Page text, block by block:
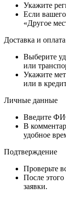
Укажите
Если
«Другое
Доставка и оплата
Выберите
или
Укажите
или в
Личные данные
Введите
В
удобное
Подтверждение
Проверьте
После
заявки.